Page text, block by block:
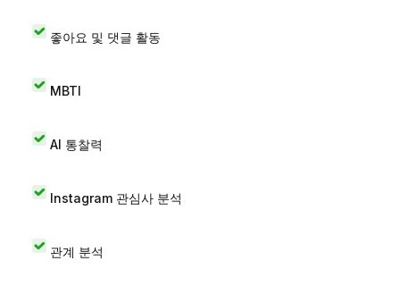
좋아요 및 댓글 활동
MBTI
AI 통찰력
Instagram 관심사 분석
관계 분석